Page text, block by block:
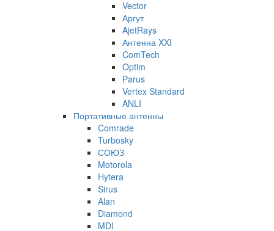
Vector
Аргут
AjetRays
Антенна XXI
ComTech
Optim
Parus
Vertex Standard
ANLI
Портативные антенны
Comrade
Turbosky
СОЮЗ
Motorola
Hytera
Sirus
Alan
Diamond
MDI